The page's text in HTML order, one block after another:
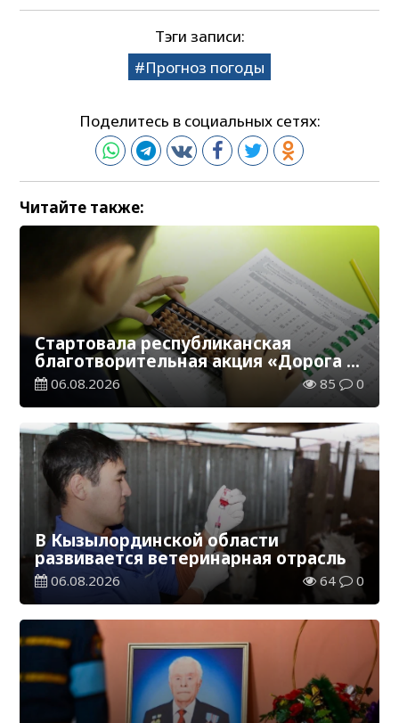
Тэги записи:
Прогноз погоды
Поделитесь в социальных сетях:
Читайте также:
Стартовала республиканская
благотворительная акция «Дорога в
школу»
06.08.2026 85 0
В Кызылординской области
развивается ветеринарная отрасль
06.08.2026 64 0